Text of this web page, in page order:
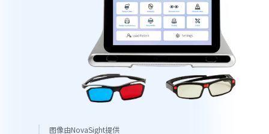
图像由NovaSight提供